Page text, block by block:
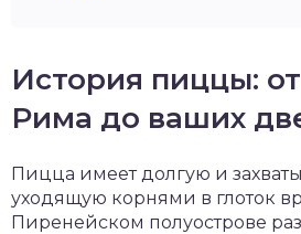
История пиццы:
Рима до ваших
Пицца имеет долгую и
уходящую корнями в глоток
Пиренейском полуострове